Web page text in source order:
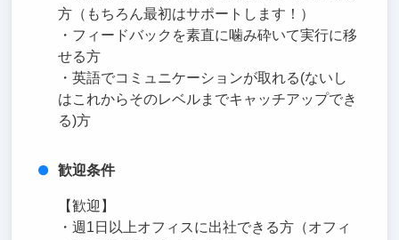
方（もちろん最初はサポートします！）
・フィードバックを素直に噛み砕いて実行に移
せる方
・英語でコミュニケーションが取れる(ないし
はこれからそのレベルまでキャッチアップでき
る)方
歓迎条件
【歓迎】
・週1日以上オフィスに出社できる方（オフィ